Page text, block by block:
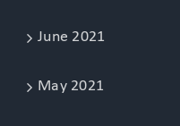
June 2021
May 2021